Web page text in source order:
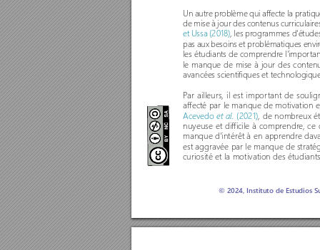
© 2024, Instituto de Estudios
Un autre problème qui affecte la
de mise à jour des contenus
et Ussa (2018) , les programmes
pas aux besoins et problématiques envir
les étudiants de comprendre l'impor
le manque de mise à jour des
avancées scientifiques et
Par ailleurs, il est important de
affecté par le manque de motivation
Acevedo et al. (2021) , de nombreux
nuyeuse et difficile à comprendre, ce
manque d'intérêt à en apprendre
est aggravée par le manque de
curiosité et la motivation des